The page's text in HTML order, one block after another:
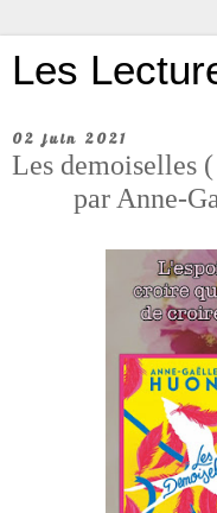
Les
02 juin 2021
Les demoiselles
par Anne-